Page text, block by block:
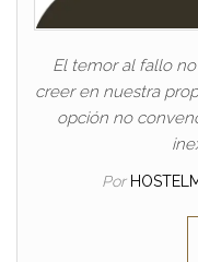
El temor al fallo
creer en nuestra
opción no
Por